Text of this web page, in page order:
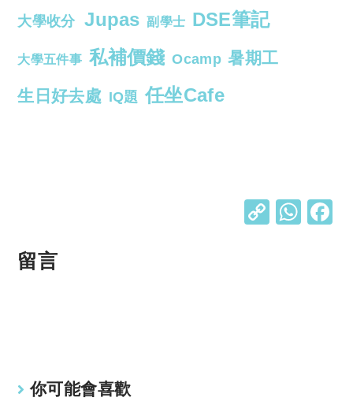
大學收分 Jupas 副學士 DSE筆記
大學五件事 私補價錢 Ocamp 暑期工
生日好去處 IQ題 任坐Cafe
C W
留言
你可能會喜歡